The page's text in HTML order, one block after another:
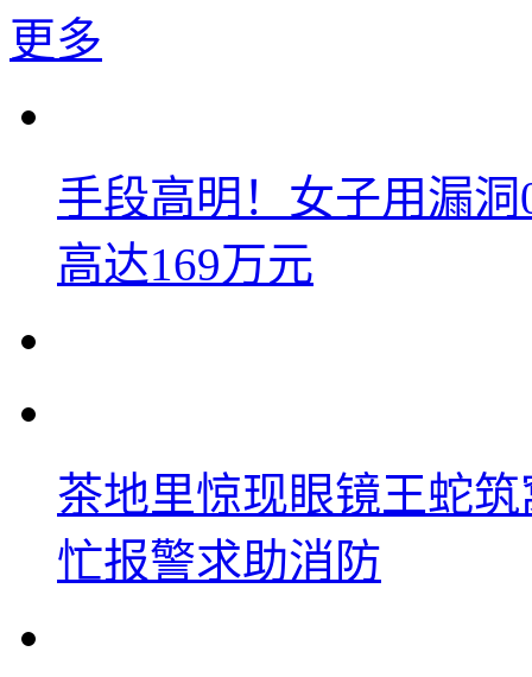
更多
手段高明！女子用漏
高达169万元
茶地里惊现眼镜王蛇
忙报警求助消防